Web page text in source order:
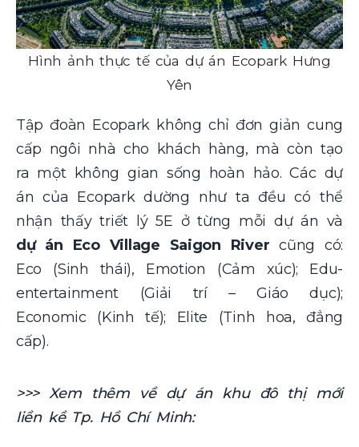
Hình ảnh thực tế của dự án Ecopark Hưng
Yên
Tập đoàn Ecopark không chỉ đơn giản cung
cấp ngôi nhà cho khách hàng, mà còn tạo
ra một không gian sống hoàn hảo. Các dự
án của Ecopark dường như ta đều có thể
nhận thấy triết lý 5E ở từng mỗi dự án và
dự án Eco Village Saigon River cũng có:
Eco (Sinh thái), Emotion (Cảm xúc); Edu-
entertainment (Giải trí – Giáo dục);
Economic (Kinh tế); Elite (Tinh hoa, đẳng
cấp).
>>> Xem thêm về dự án khu đô thị mới
liền kề Tp. Hồ Chí Minh: